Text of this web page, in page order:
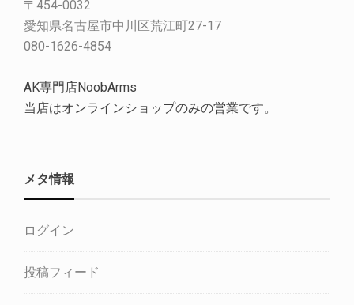
〒454-0032
愛知県名古屋市中川区荒江町27-17
080-1626-4854
AK専門店NoobArms
当店はオンラインショップのみの営業です。
メタ情報
ログイン
投稿フィード